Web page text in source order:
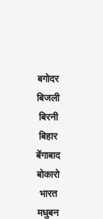
बगोदर
बिजली
बिरनी
बिहार
बेंगाबाद
बोकारो
भारत
मधुबन